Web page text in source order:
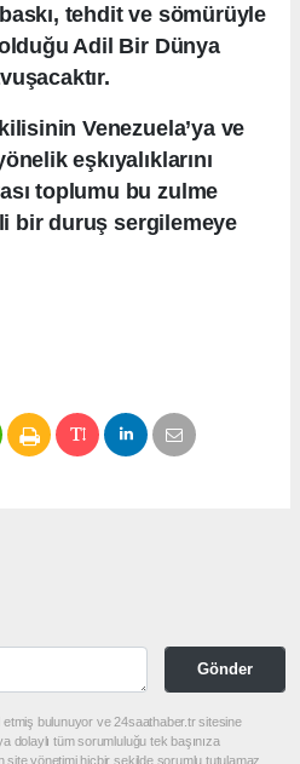
tehdit ve sömürüyle
Adil Bir Dünya
Venezuela’ya ve
eşkıyalıklarını
toplumu bu zulme
bir duruş sergilemeye
Gönder
etmiş bulunuyor ve 24saathaber.tr sitesine
dolaylı tüm sorumluluğu tek başınıza
yönetimi hiçbir şekilde sorumlu tutulamaz.